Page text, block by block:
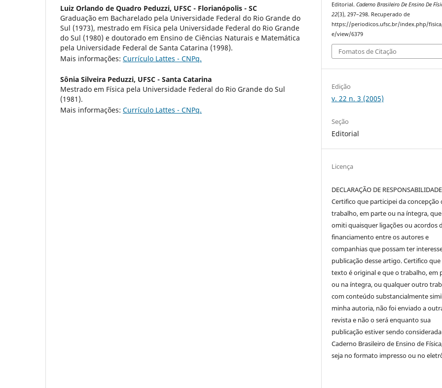
Luiz Orlando de Quadro Peduzzi, UFSC - Florianópolis - SC
Graduação em Bacharelado pela Universidade Federal do Rio Grande do
Sul (1973), mestrado em Física pela Universidade Federal do Rio Grande
do Sul (1980) e doutorado em Ensino de Ciências Naturais e Matemática
pela Universidade Federal de Santa Catarina (1998).
Mais informações: Currículo Lattes - CNPq.
Sônia Silveira Peduzzi, UFSC - Santa Catarina
Mestrado em Física pela Universidade Federal do Rio Grande do Sul
(1981).
Mais informações: Currículo Lattes - CNPq.
Editorial.Caderno Brasileiro De Ensino De
22(3), 297–298. Recuperado de
https://periodicos.ufsc.br/index.php/
e/view/6379
Fomatos de Citação
Edição
v. 22 n. 3 (2005)
Seção
Editorial
Licença
DECLARAÇÃO DE RESPONSABILIDADE
Certifico que participei da concepção
trabalho, em parte ou na íntegra,
omiti quaisquer ligações ou acordos
financiamento entre os autores e
companhias que possam ter
publicação desse artigo. Certifico que
texto é original e que o trabalho, em
ou na íntegra, ou qualquer outro
com conteúdo substancialmente
minha autoria, não foi enviado a
revista e não o será enquanto sua
publicação estiver sendo
Caderno Brasileiro de Ensino de
seja no formato impresso ou no